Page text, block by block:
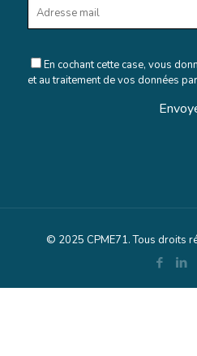
En cochant cette case, vous
et au traitement de vos données
© 2025 CPME71. Tous droits